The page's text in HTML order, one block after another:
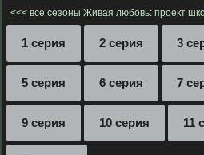
все сезоны Живая любовь: проект
1 серия 2 серия 3
5 серия 6 серия 7
9 серия 10 серия 11